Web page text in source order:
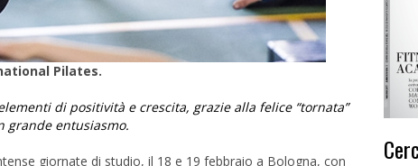
Pilates.
di positività e crescita, grazie alla felice “tornata”
grande entusiasmo.
giornate di studio, il 18 e 19 febbraio a Bologna, con